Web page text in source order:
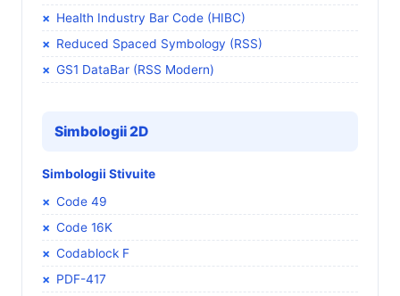
Health Industry Bar Code (HIBC)
Reduced Spaced Symbology (RSS)
GS1 DataBar (RSS Modern)
Simbologii 2D
Simbologii Stivuite
Code 49
Code 16K
Codablock F
PDF-417